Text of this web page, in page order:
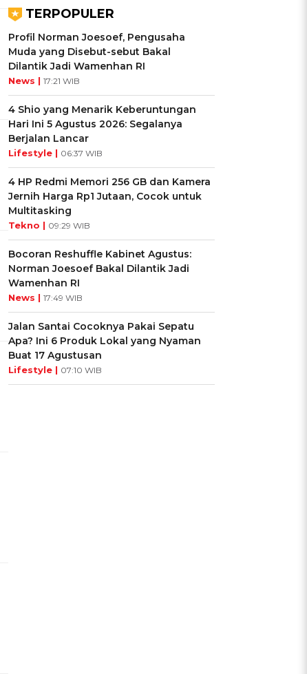
TERPOPULER
Profil Norman Joesoef, Pengusaha
Muda yang Disebut-sebut Bakal
Dilantik Jadi Wamenhan RI
News | 17:21 WIB
4 Shio yang Menarik Keberuntungan
Hari Ini 5 Agustus 2026: Segalanya
Berjalan Lancar
Lifestyle | 06:37 WIB
4 HP Redmi Memori 256 GB dan Kamera
Jernih Harga Rp1 Jutaan, Cocok untuk
Multitasking
Tekno | 09:29 WIB
Bocoran Reshuffle Kabinet Agustus:
Norman Joesoef Bakal Dilantik Jadi
Wamenhan RI
News | 17:49 WIB
Jalan Santai Cocoknya Pakai Sepatu
Apa? Ini 6 Produk Lokal yang Nyaman
Buat 17 Agustusan
Lifestyle | 07:10 WIB